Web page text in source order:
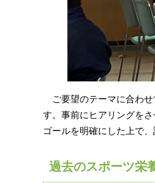
ご要望のテーマに合わせ
す。事前にヒアリングを
ゴールを明確にした上で
過去のスポーツ栄